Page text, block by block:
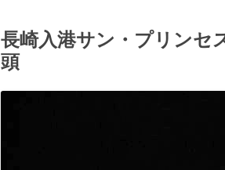
長崎入港サン・プリン
頭